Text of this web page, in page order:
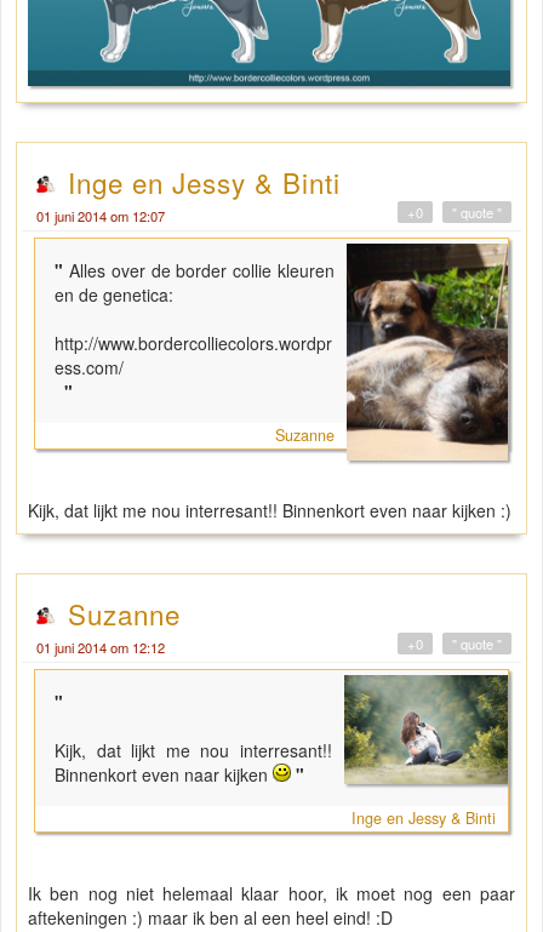
Inge en Jessy & Binti
01 juni 2014 om 12:07 " quote "
+0
" Alles over de border collie kleuren
en de genetica:
http://www.bordercolliecolors.wordpr
ess.com/
"
Suzanne
Kijk, dat lijkt me nou interresant!! Binnenkort even naar kijken :)
Suzanne
01 juni 2014 om 12:12 " quote "
+0
"
Kijk, dat lijkt me nou interresant!!
Binnenkort even naar kijken
"
Inge en Jessy & Binti
Ik ben nog niet helemaal klaar hoor, ik moet nog een paar
aftekeningen :) maar ik ben al een heel eind! :D